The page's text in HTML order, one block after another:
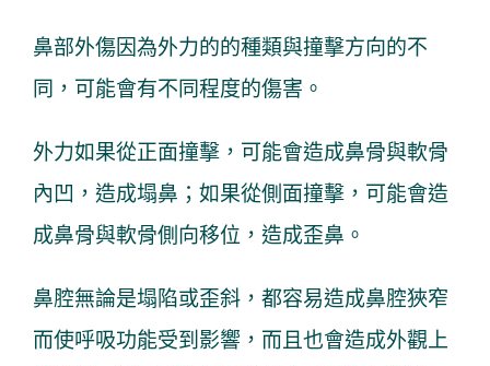
鼻部外傷因為外力的的種類與撞擊方向的不
同，可能會有不同程度的傷害。
外力如果從正面撞擊，可能會造成鼻骨與軟骨
內凹，造成塌鼻；如果從側面撞擊，可能會造
成鼻骨與軟骨側向移位，造成歪鼻。
鼻腔無論是塌陷或歪斜，都容易造成鼻腔狹窄
而使呼吸功能受到影響，而且也會造成外觀上